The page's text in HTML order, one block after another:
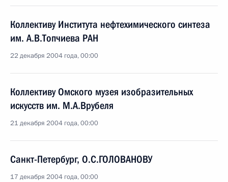
Коллективу Института нефтехимического синтеза
им. А.В.Топчиева РАН
22 декабря 2004 года, 00:00
Коллективу Омского музея изобразительных
искусств им. М.А.Врубеля
21 декабря 2004 года, 00:00
Санкт-Петербург, О.С.ГОЛОВАНОВУ
17 декабря 2004 года, 00:00